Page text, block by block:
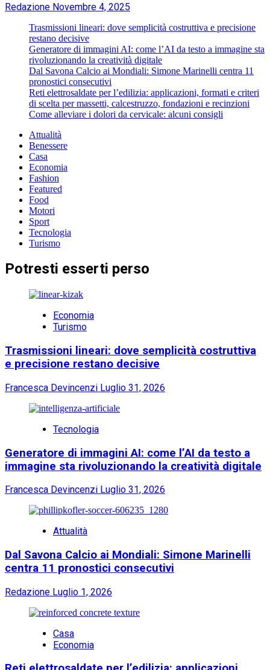
Redazione Novembre 4, 2025
Trasmissioni lineari: dove semplicità costruttiva e precisione
restano decisive
Generatore di immagini AI: come l’AI da testo a immagine sta
rivoluzionando la creatività digitale
Dal Savona Calcio ai Mondiali: Simone Marinelli centra 11
pronostici consecutivi
Reti elettrosaldate per l’edilizia: applicazioni, formati e criteri
di scelta per massetti, calcestruzzo, fondazioni e recinzioni
Come alleviare i dolori da cervicale: alcuni consigli
Attualità
Benessere
Casa
Economia
Fashion
Featured
Food
Motori
Sport
Tecnologia
Turismo
Potresti esserti perso
Economia
Turismo
Trasmissioni lineari: dove semplicità costruttiva
e precisione restano decisive
Francesca Devincenzi Luglio 31, 2026
Tecnologia
Generatore di immagini AI: come l’AI da testo a
immagine sta rivoluzionando la creatività digitale
Francesca Devincenzi Luglio 31, 2026
Attualità
Dal Savona Calcio ai Mondiali: Simone Marinelli
centra 11 pronostici consecutivi
Redazione Luglio 1, 2026
Casa
Economia